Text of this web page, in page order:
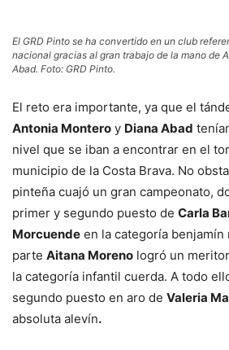
El GRD Pinto se ha convertido en un club
nacional gracias al gran trabajo de la mano de
Abad. Foto: GRD Pinto.
El reto era importante, ya que el
Antonia Montero y Diana Abad
nivel que se iban a encontrar en el
municipio de la Costa Brava. No
pinteña cuajó un gran campeonato,
primer y segundo puesto de Carla
Morcuende en la categoría benjamín
parte Aitana Moreno logró un
la categoría infantil cuerda. A todo
segundo puesto en aro de Valeria
absoluta alevín.